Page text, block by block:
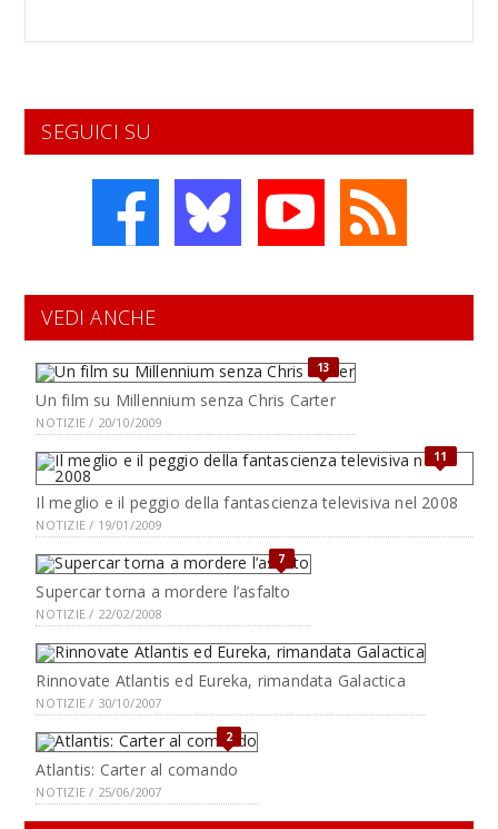
SEGUICI SU
VEDI ANCHE
13
Un film su Millennium senza Chris Carter
NOTIZIE / 20/10/2009
11
Il meglio e il peggio della fantascienza televisiva nel 2008
NOTIZIE / 19/01/2009
7
Supercar torna a mordere l’asfalto
NOTIZIE / 22/02/2008
Rinnovate Atlantis ed Eureka, rimandata Galactica
NOTIZIE / 30/10/2007
2
Atlantis: Carter al comando
NOTIZIE / 25/06/2007